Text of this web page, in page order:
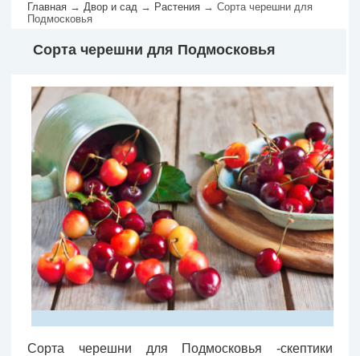
Главная → Двор и сад → Растения → Сорта черешни для
Подмосковья
Сорта черешни для Подмосковья
Сорта черешни для Подмосковья -cкептики